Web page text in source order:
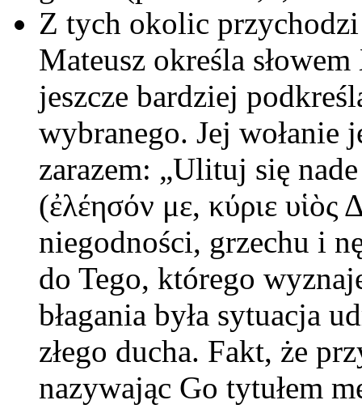
Z tych okolic przychodzi
Mateusz określa
jeszcze bardziej
wybranego. Jej
zarazem: „Ulituj się
(ἐλέησόν με, κύριε
niegodności, grzechu i
do Tego, którego
błagania była sytuacja
złego ducha. Fakt, że
nazywając Go tytułem